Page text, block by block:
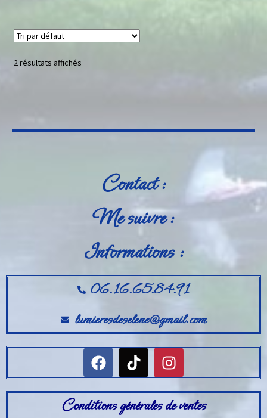
2 résultats affichés
Contact :
Me suivre :
Informations :
06.16.65.84.91
lumieresdeselene@gmail.com
Conditions générales de ventes